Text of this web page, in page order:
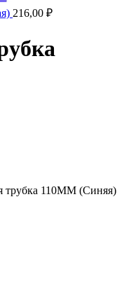
216,00 ₽
трубка 110ММ (Синяя)